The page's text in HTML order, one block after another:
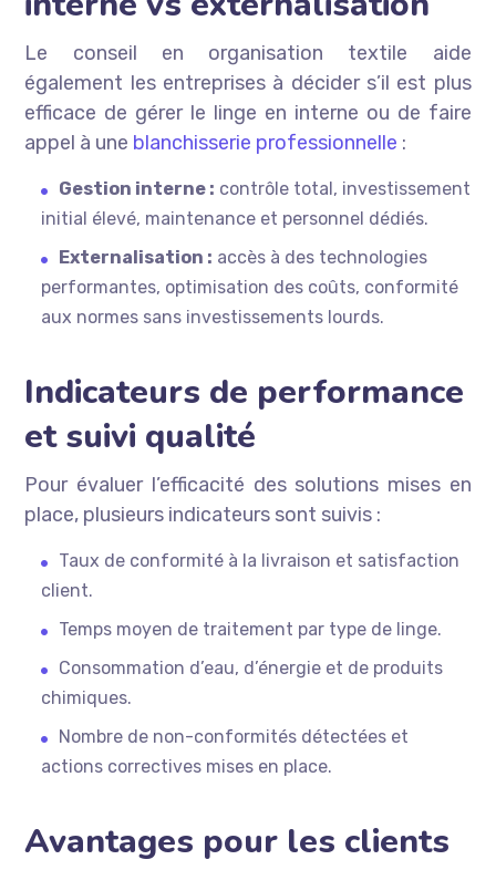
Le conseil en organisation textile aide
également les entreprises à décider s’il est plus
efficace de gérer le linge en interne ou de faire
appel à une blanchisserie professionnelle :
Gestion interne : contrôle total, investissement
initial élevé, maintenance et personnel dédiés.
Externalisation : accès à des technologies
performantes, optimisation des coûts, conformité
aux normes sans investissements lourds.
Indicateurs de performance
et suivi qualité
Pour évaluer l’efficacité des solutions mises en
place, plusieurs indicateurs sont suivis :
Taux de conformité à la livraison et satisfaction
client.
Temps moyen de traitement par type de linge.
Consommation d’eau, d’énergie et de produits
chimiques.
Nombre de non-conformités détectées et
actions correctives mises en place.
Avantages pour les clients